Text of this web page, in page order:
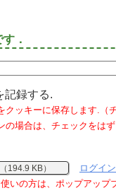
．
記録する.
クッキーに保存します.（
の場合は、チェックをはず
194.9 KB）
ログイ
いの方は、ポップアップ